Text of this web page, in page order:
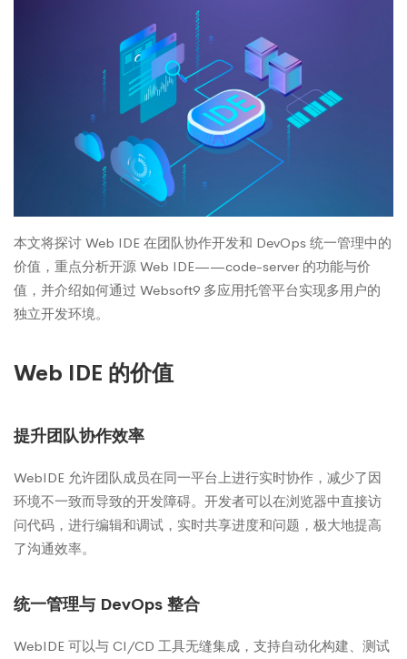
本文将探讨 Web IDE 在团队协作开发和 DevOps 统一管理中的
价值，重点分析开源 Web IDE——code-server 的功能与价
值，并介绍如何通过 Websoft9 多应用托管平台实现多用户的
独立开发环境。
Web IDE 的价值
提升团队协作效率
WebIDE 允许团队成员在同一平台上进行实时协作，减少了因
环境不一致而导致的开发障碍。开发者可以在浏览器中直接访
问代码，进行编辑和调试，实时共享进度和问题，极大地提高
了沟通效率。
统一管理与 DevOps 整合
WebIDE 可以与 CI/CD 工具无缝集成，支持自动化构建、测试